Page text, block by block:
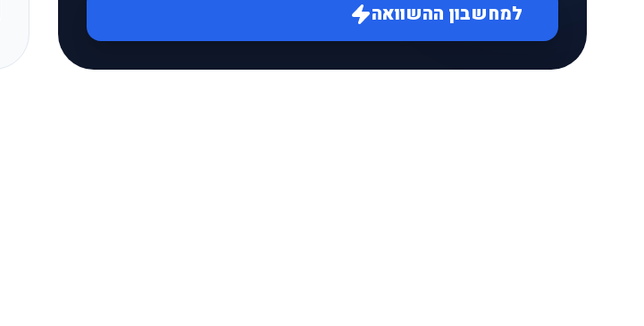
למחשבון ההשוואה